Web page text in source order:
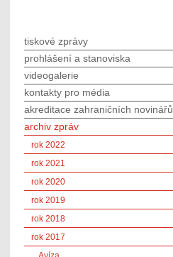
tiskové zprávy
prohlášení a stanoviska
videogalerie
kontakty pro média
akreditace zahraničních novinářů
archiv zpráv
rok 2022
rok 2021
rok 2020
rok 2019
rok 2018
rok 2017